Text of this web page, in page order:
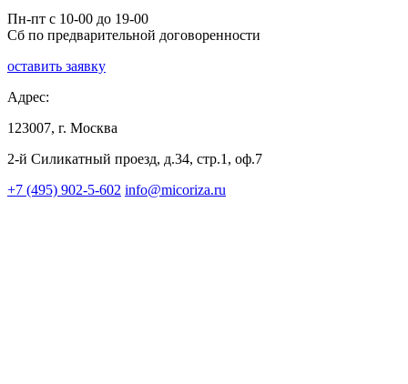
Пн-пт с 10-00 до 19-00
Сб по предварительной договоренности
оставить заявку
Адрес:
123007, г. Москва
2-й Силикатный проезд, д.34, стр.1, оф.7
+7 (495) 902-5-602 info@micoriza.ru